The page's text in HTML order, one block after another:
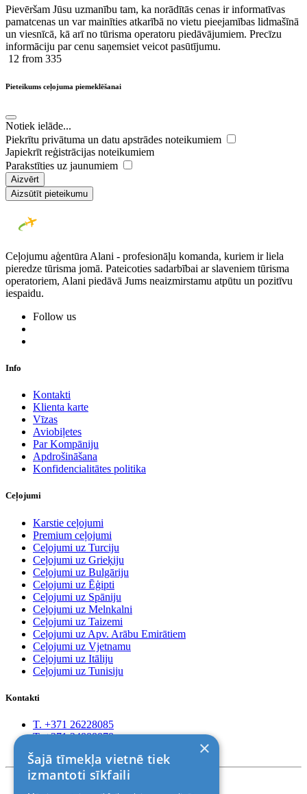
Pievēršam Jūsu uzmanību tam, ka norādītās cenas ir ​informatīvas ​
pamatcenas un var mainīties atkarībā ​no ​vietu pieejamības lidmašīnā
un viesnīcā, kā arī no tūrisma operatoru piedāvājumiem. Precīzu
informāciju par cenu saņemsiet veicot pasūtījumu.
12 from 335
Pieteikums ceļojuma piemeklēšanai
Notiek ielāde...
Piekrītu privātuma un datu apstrādes noteikumiem
Japiekrīt reģistrācijas noteikumiem
Parakstīties uz jaunumiem
Aizvērt
Aizsūtīt pieteikumu
Ceļojumu aģentūra Alani - profesionāļu komanda, kuriem ir liela
pieredze tūrisma jomā. Pateicoties sadarbībai ar slaveniem tūrisma
operatoriem, Alani piedāvā Jums neaizmirstamu atpūtu un pozitīvu
iespaidu.
Follow us
Info
Kontakti
Klienta karte
Vīzas
Aviobiļetes
Par Kompāniju
Apdrošināšana
Konfidencialitātes politika
Ceļojumi
Karstie ceļojumi
Premium ceļojumi
Ceļojumi uz Turciju
Ceļojumi uz Grieķiju
Ceļojumi uz Bulgāriju
Ceļojumi uz Ēģipti
Ceļojumi uz Spāniju
Ceļojumi uz Melnkalni
Ceļojumi uz Taizemi
Ceļojumi uz Apv. Arābu Emirātiem
Ceļojumi uz Vjetnamu
Ceļojumi uz Itāliju
Ceļojumi uz Tunisiju
Kontakti
T. +371 26228085
T. +371 24888878
×
Šajā tīmekļa vietnē tiek
izmantoti sīkfaili